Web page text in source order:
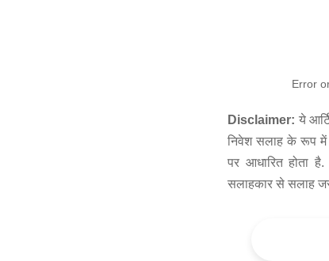
Error
Disclaimer: ये
निवेश सलाह के रूप में
पर आधारित होता
सलाहकार से सलाह